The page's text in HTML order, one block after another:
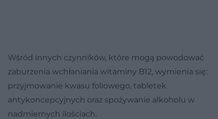
Wśród innych czynników, które mogą powodować
zaburzenia wchłaniania witaminy B12, wymienia się:
przyjmowanie kwasu foliowego, tabletek
antykoncepcyjnych oraz spożywanie alkoholu w
nadmiernych ilościach.